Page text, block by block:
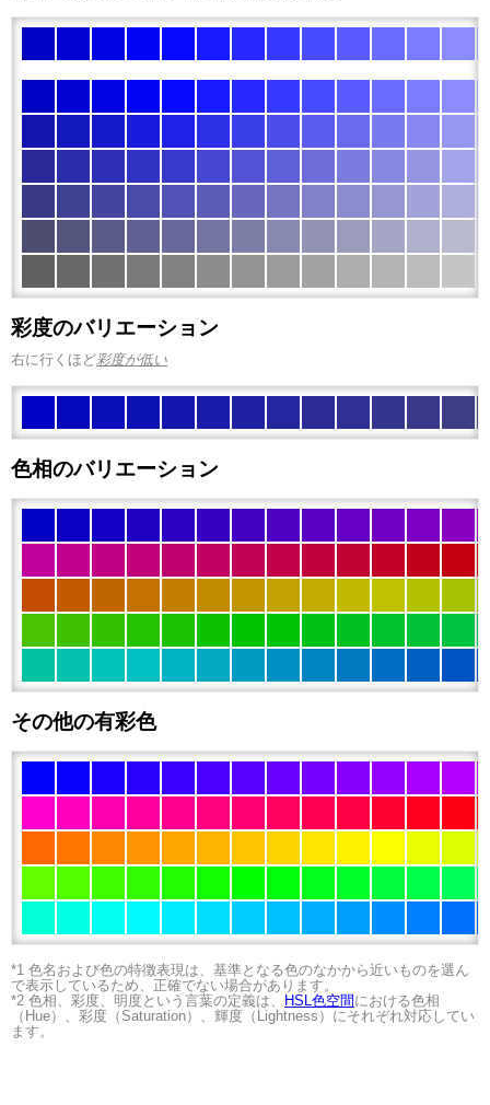
彩度のバリエーション
右に行くほど彩度が低い
色相のバリエーション
その他の有彩色
*1 色名および色の特徴表現は、基準となる色のなかから近いものを選ん
で表示しているため、正確でない場合があります。
*2 色相、彩度、明度という言葉の定義は、
HSL色空間 における色相
（Hue）、彩度（Saturation）、輝度（Lightness）にそれぞれ対応してい
ます。